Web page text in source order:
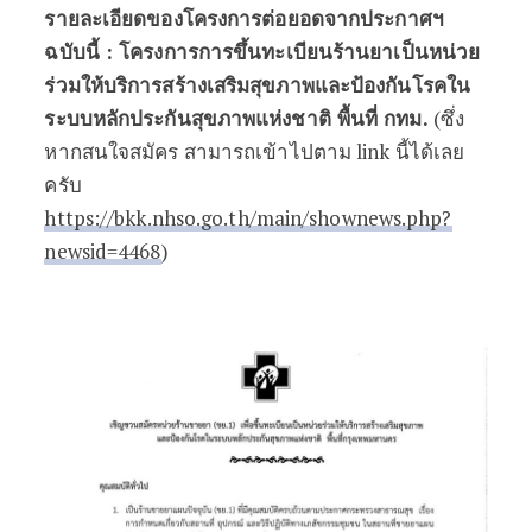
รายละเอียดของโครงการต่อยอดจากประกาศฯ
ฉบับนี้ : โครงการการขึ้นทะเบียนร้านยาเป็นหน่วย
ร่วมให้บริการสร้างเสริมสุขภาพและป้องกันโรคใน
ระบบหลักประกันสุขภาพแห่งชาติ พื้นที่ กทม. (ซึ่ง
หากสนใจสมัคร สามารถเข้าไปตาม link นี้ได้เลย
ครับ
https://bkk.nhso.go.th/main/shownews.php?
newsid=4468)